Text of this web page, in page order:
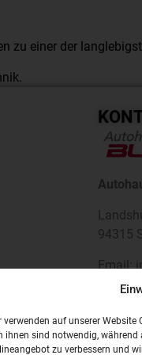
verwenden auf unserer Website
ihnen sind notwendig,
zu verbessern und
zu einer der
94315
Email: